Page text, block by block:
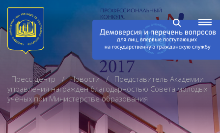
Пресс-центр Новости
Представитель Академии
управления награжден благодарностью Совета молодых
ученых при Министерстве образования